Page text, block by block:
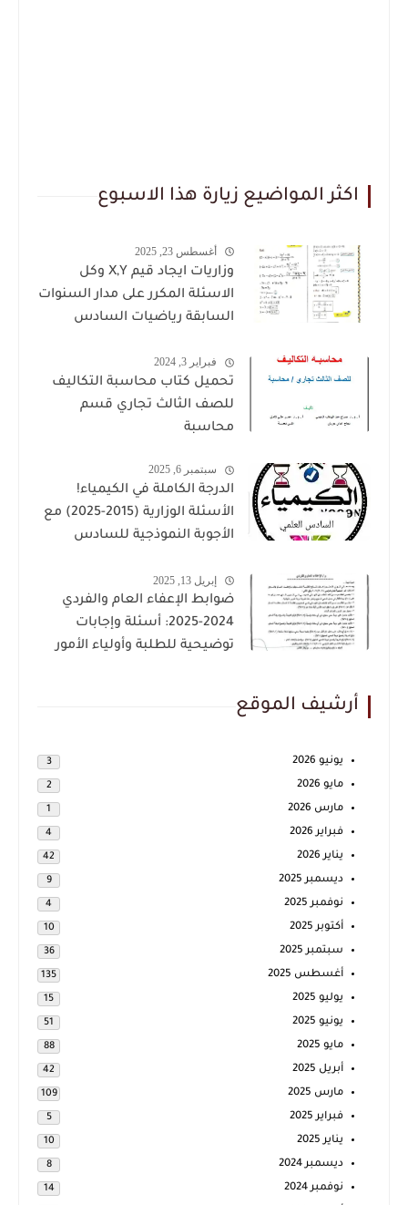
اكثر المواضيع زيارة هذا الاسبوع
أغسطس 23, 2025
وزاريات ايجاد قيم X,Y وكل
الاسئلة المكرر على مدار السنوات
السابقة رياضيات السادس
فبراير 3, 2024
تحميل كتاب محاسبة التكاليف
للصف الثالث تجاري قسم
محاسبة
سبتمبر 6, 2025
الدرجة الكاملة في الكيمياء!
الأسئلة الوزارية (2015-2025) مع
الأجوبة النموذجية للسادس
إبريل 13, 2025
ضوابط الإعفاء العام والفردي
2024-2025: أسئلة وإجابات
توضيحية للطلبة وأولياء الأمور
أرشيف الموقع
يونيو 2026 3
مايو 2026 2
مارس 2026 1
فبراير 2026 4
يناير 2026 42
ديسمبر 2025 9
نوفمبر 2025 4
أكتوبر 2025 10
سبتمبر 2025 36
أغسطس 2025 135
يوليو 2025 15
يونيو 2025 51
مايو 2025 88
أبريل 2025 42
مارس 2025 109
فبراير 2025 5
يناير 2025 10
ديسمبر 2024 8
نوفمبر 2024 14